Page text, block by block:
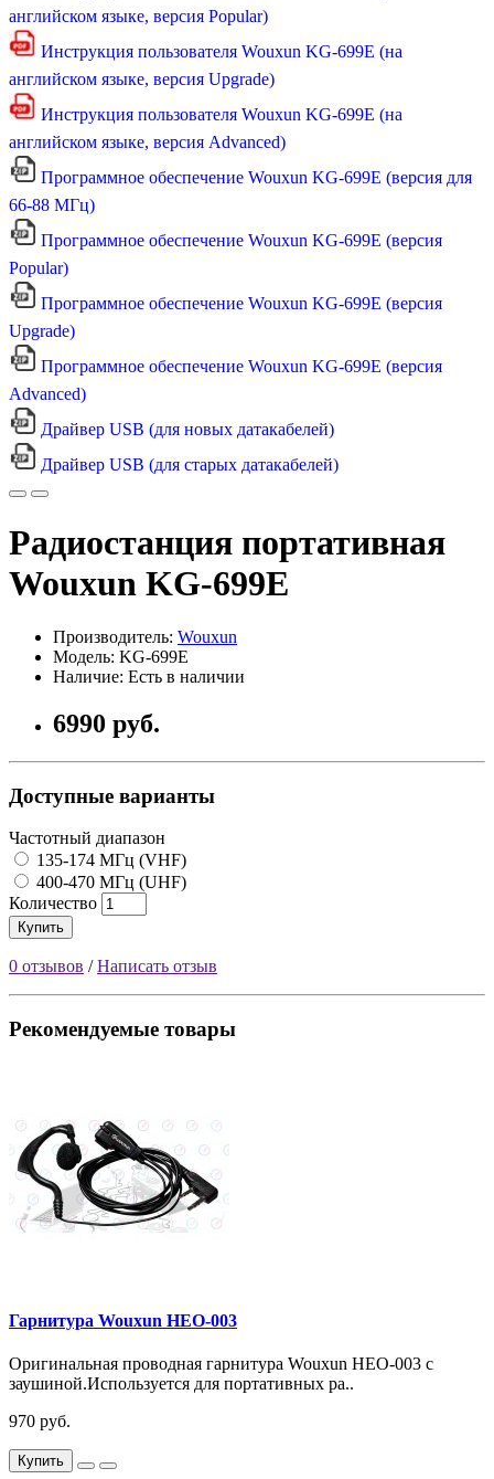
английском языке, версия Popular)
Инструкция пользователя Wouxun KG-699E (на
английском языке, версия Upgrade)
Инструкция пользователя Wouxun KG-699E (на
английском языке, версия Advanced)
Программное обеспечение Wouxun KG-699E (версия для
66-88 МГц)
Программное обеспечение Wouxun KG-699E (версия
Popular)
Программное обеспечение Wouxun KG-699E (версия
Upgrade)
Программное обеспечение Wouxun KG-699E (версия
Advanced)
Драйвер USB (для новых датакабелей)
Драйвер USB (для старых датакабелей)
Радиостанция портативная
Wouxun KG-699E
Производитель: Wouxun
Модель: KG-699E
Наличие: Есть в наличии
6990 руб.
Доступные варианты
Частотный диапазон
135-174 МГц (VHF)
400-470 МГц (UHF)
Количество
Купить
0 отзывов /Написать отзыв
Рекомендуемые товары
Гарнитура Wouxun HEO-003
Оригинальная проводная гарнитура Wouxun HEO-003 с
заушиной.Используется для портативных ра..
970 руб.
Купить